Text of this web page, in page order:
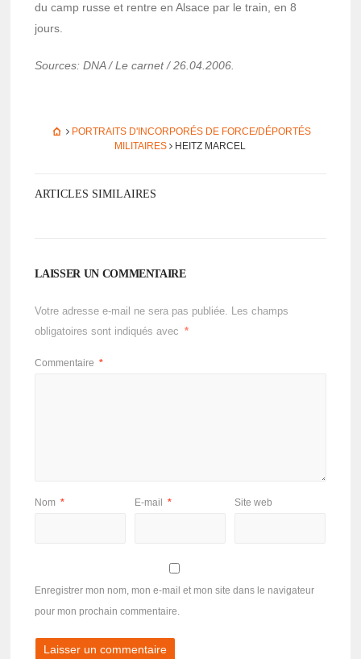
du camp russe et rentre en Alsace par le train, en 8
jours.
Sources: DNA / Le carnet / 26.04.2006.
PORTRAITS D'INCORPORÉS DE FORCE/DÉPORTÉS
MILITAIRES
HEITZ MARCEL
ARTICLES SIMILAIRES
LAISSER UN COMMENTAIRE
Votre adresse e-mail ne sera pas publiée. Les champs
obligatoires sont indiqués avec
*
Commentaire *
Nom * E-mail * Site web
Enregistrer mon nom, mon e-mail et mon site dans le navigateur
pour mon prochain commentaire.